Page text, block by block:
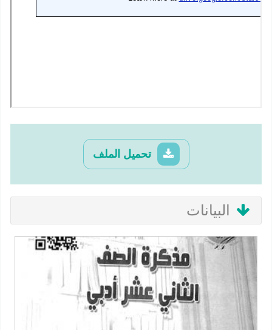
تحميل الملف
البيانات